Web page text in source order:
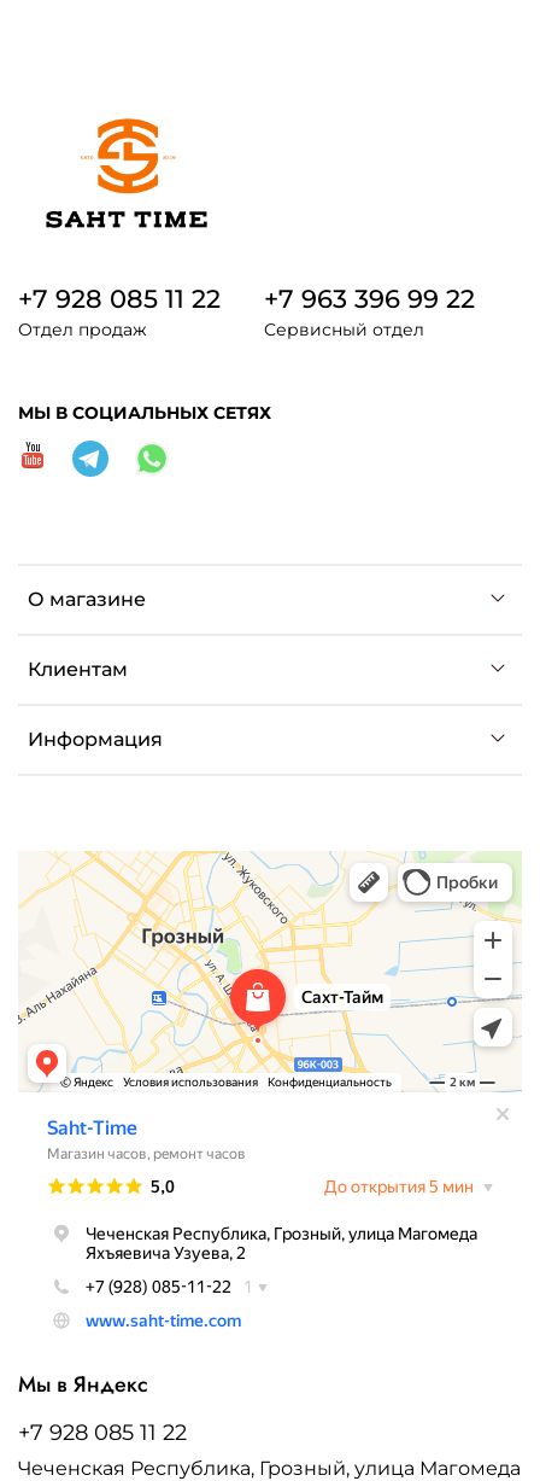
О магазине
Клиентам
Информация
+7 928 085 11 22
Отдел продаж
+7 963 396 99 22
Сервисный отдел
МЫ В СОЦИАЛЬНЫХ СЕТЯХ
Мы в Яндекс
+7 928 085 11 22
Чеченская Республика, Грозный, улица Магомеда